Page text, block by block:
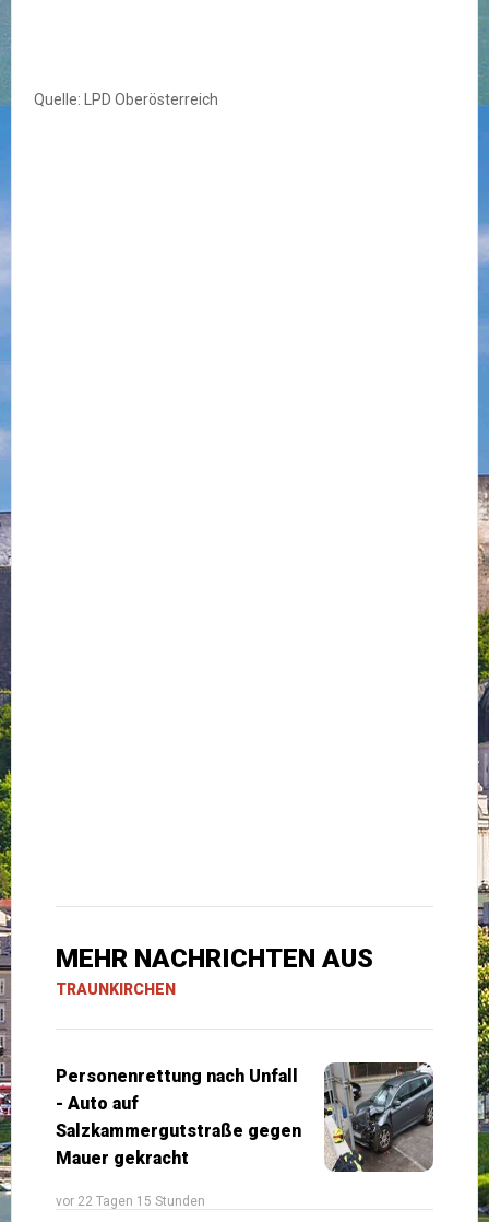
Quelle: LPD Oberösterreich
MEHR NACHRICHTEN AUS
TRAUNKIRCHEN
Personenrettung nach Unfall
- Auto auf
Salzkammergutstraße gegen
Mauer gekracht
vor 22 Tagen 15 Stunden